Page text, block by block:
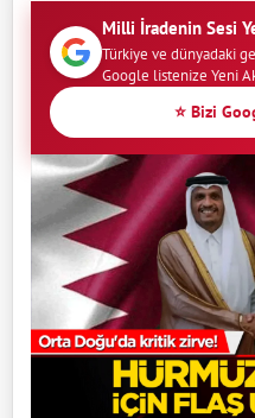
Milli İradenin Sesi
Türkiye ve dünyadaki
Google listenize Yeni
⭐ Bizi